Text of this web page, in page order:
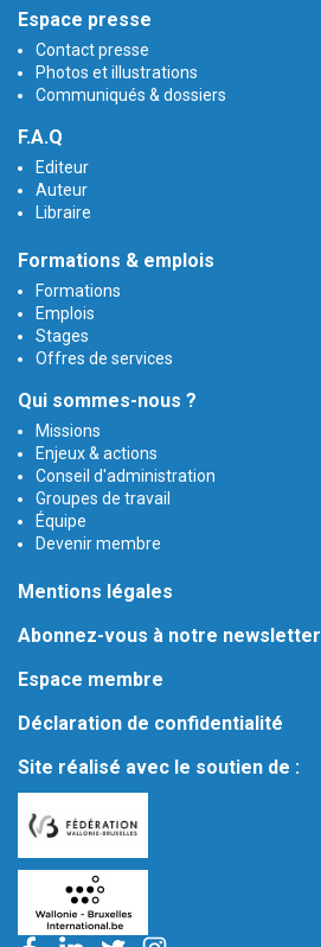
Espace presse
Contact presse
Photos et illustrations
Communiqués & dossiers
F.A.Q
Editeur
Auteur
Libraire
Formations & emplois
Formations
Emplois
Stages
Offres de services
Qui sommes-nous ?
Missions
Enjeux & actions
Conseil d'administration
Groupes de travail
Équipe
Devenir membre
Mentions légales
Abonnez-vous à notre newsletter
Espace membre
Déclaration de confidentialité
Site réalisé avec le soutien de :